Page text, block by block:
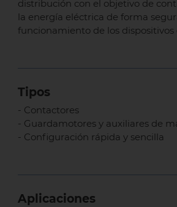
distribución con el objetivo de
la energía eléctrica de forma
funcionamiento de los dispositivos
Tipos
- Contactores
- Guardamotores y auxiliares de
- Configuración rápida y sencilla
Aplicaciones